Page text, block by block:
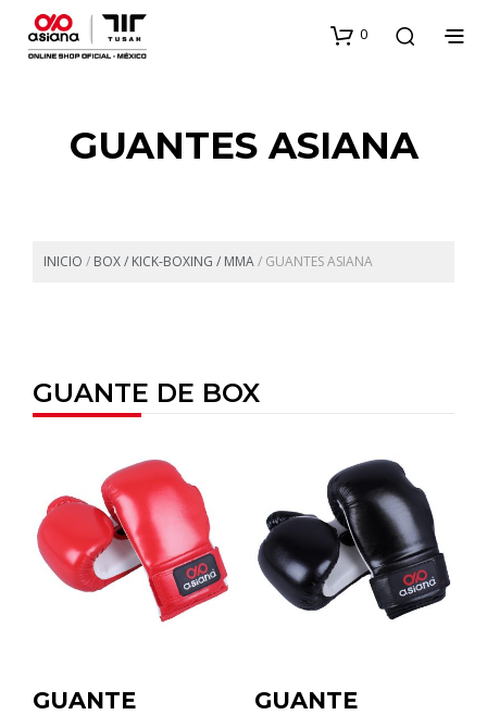
0
GUANTES ASIANA
INICIO / BOX / KICK-BOXING / MMA/ GUANTES ASIANA
GUANTE DE BOX
GUANTE
GUANTE